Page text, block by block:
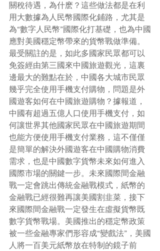
關稅待遇，為什麽？這些做法都是在利
用大數據為人民幣國際化鋪路，尤其是
為“數字人民幣”國際化打基礎，也為中國
應對美國穩定幣帶來的貨幣戰做準備。
最受關註的是，如此多國家民眾都可以
免簽經由第三國來中國旅遊觀光，這裏
邊最大的難點在於，中國各大城市民眾
幾乎完全使用手機支付購物，問題是外
國遊客如何在中國旅遊購物？據報道，
中國有超過五億人口使用手機支付，如
何讓世界其他國家民眾在中國旅遊期間
也能方便使用手機支付業務，這不僅僅
是簡單的解決外國遊客在中國購物消費
需求，也是中國數字貨幣未來如何進入
國際市場的關鍵一步。未來國際間金融
戰一定會跳出傳統金融戰模式，紙幣的
金融戰已經很難再讓美國割韭菜，接下
來國際間金融戰一定發生在虛擬貨幣既
數字貨幣戰場。美國推出的穩定幣政策
被一些金融專家們形容成“變戲法”，美國
人將一百美元紙幣放在特制的鏡子前